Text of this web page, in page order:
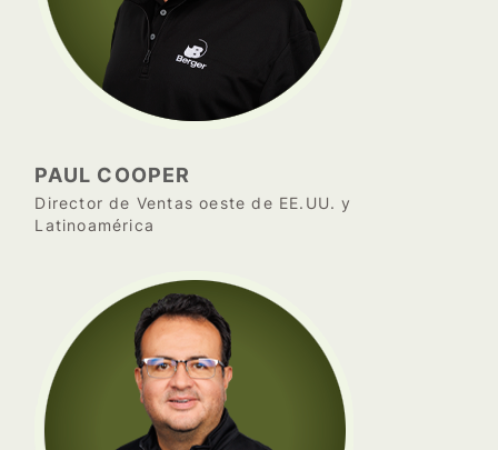
PAUL COOPER
Director de Ventas oeste de EE.UU. y
Latinoamérica